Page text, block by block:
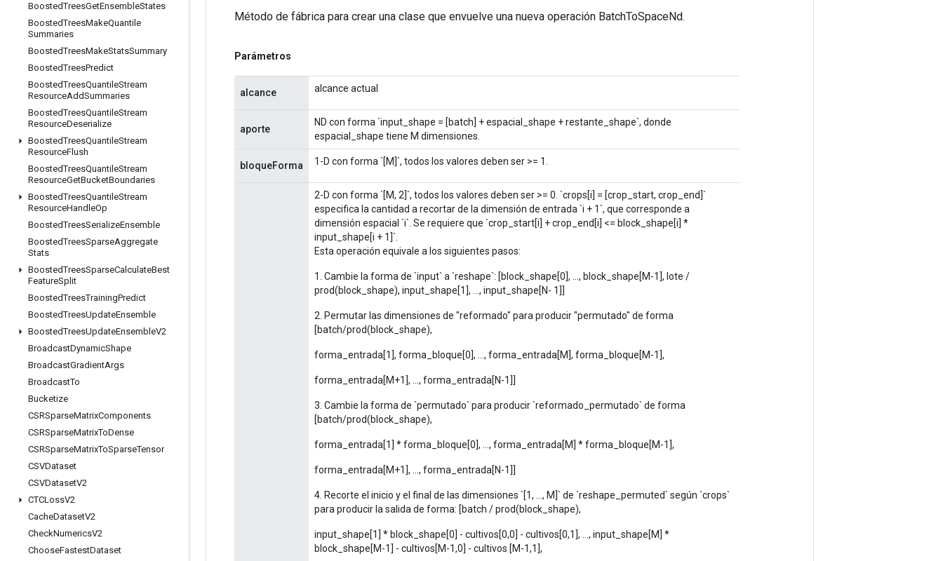
BoostedTreesGetEnsembleStates
BoostedTreesMakeQuantile
Summaries
BoostedTreesMakeStatsSummary
BoostedTreesPredict
BoostedTreesQuantileStream
ResourceAddSummaries
BoostedTreesQuantileStream
ResourceDeserialize
BoostedTreesQuantileStream
ResourceFlush
BoostedTreesQuantileStream
ResourceGetBucketBoundaries
BoostedTreesQuantileStream
ResourceHandleOp
BoostedTreesSerializeEnsemble
BoostedTreesSparseAggregate
Stats
BoostedTreesSparseCalculateBest
FeatureSplit
BoostedTreesTrainingPredict
BoostedTreesUpdateEnsemble
BoostedTreesUpdateEnsembleV2
BroadcastDynamicShape
BroadcastGradientArgs
BroadcastTo
Bucketize
CSRSparseMatrixComponents
CSRSparseMatrixToDense
CSRSparseMatrixToSparseTensor
CSVDataset
CSVDatasetV2
CTCLossV2
CacheDatasetV2
CheckNumericsV2
ChooseFastestDataset
Método de fábrica para crear una clase que envuelve una nueva operación BatchToSpaceNd.
Parámetros
alcance alcance actual
aporte
ND con forma `input_shape = [batch] + espacial_shape + restante_shape`, donde
espacial_shape tiene M dimensiones.
bloqueForma 1-D con forma `[M]`, todos los valores deben ser >= 1.
2-D con forma `[M, 2]`, todos los valores deben ser >= 0. `crops[i] = [crop_start, crop_end]`
especifica la cantidad a recortar de la dimensión de entrada `i + 1`, que corresponde a
dimensión espacial `i`. Se requiere que `crop_start[i] + crop_end[i] <= block_shape[i] *
input_shape[i + 1]`.
Esta operación equivale a los siguientes pasos:
1. Cambie la forma de `input` a `reshape`: [block_shape[0], ..., block_shape[M-1], lote /
prod(block_shape), input_shape[1], ..., input_shape[N- 1]]
2. Permutar las dimensiones de "reformado" para producir "permutado" de forma
[batch/prod(block_shape),
forma_entrada[1], forma_bloque[0], ..., forma_entrada[M], forma_bloque[M-1],
forma_entrada[M+1], ..., forma_entrada[N-1]]
3. Cambie la forma de `permutado` para producir `reformado_permutado` de forma
[batch/prod(block_shape),
forma_entrada[1] * forma_bloque[0], ..., forma_entrada[M] * forma_bloque[M-1],
forma_entrada[M+1], ..., forma_entrada[N-1]]
4. Recorte el inicio y el final de las dimensiones `[1, ..., M]` de `reshape_permuted` según `crops`
para producir la salida de forma: [batch / prod(block_shape),
input_shape[1] * block_shape[0] - cultivos[0,0] - cultivos[0,1], ..., input_shape[M] *
block_shape[M-1] - cultivos[M-1,0] - cultivos [M-1,1],